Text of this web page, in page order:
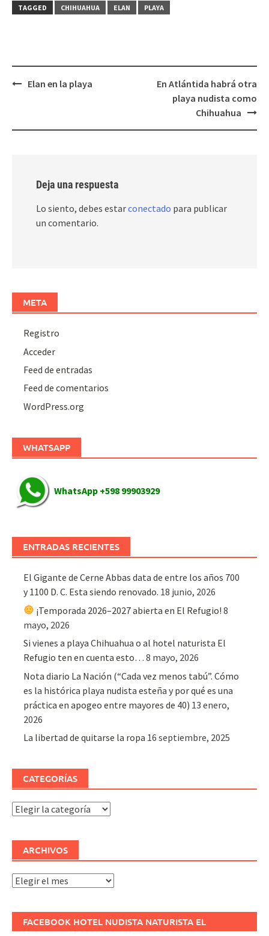
TAGGED CHIHUAHUA ELAN PLAYA
PostElan en la playa
En Atlántida habrá otra
playa nudista como
Chihuahua
Deja una respuesta
Lo siento, debes estarconectado para publicar
un comentario.
META
Registro
Acceder
Feed de entradas
Feed de comentarios
WordPress.org
WHATSAPP
WhatsApp +598 99903929
ENTRADAS RECIENTES
El Gigante de Cerne Abbas data de entre los años 700
y 1100 D. C. Esta siendo renovado. 18 junio, 2026
¡Temporada 2026–2027 abierta en El Refugio! 8
mayo, 2026
Si vienes a playa Chihuahua o al hotel naturista El
Refugio ten en cuenta esto… 8 mayo, 2026
Nota diario La Nación (“Cada vez menos tabú”. Cómo
es la histórica playa nudista esteña y por qué es una
práctica en apogeo entre mayores de 40) 13 enero,
2026
La libertad de quitarse la ropa 16 septiembre, 2025
CATEGORÍAS
Categorías
ARCHIVOS
Archivos
FACEBOOK HOTEL NUDISTA NATURISTA EL